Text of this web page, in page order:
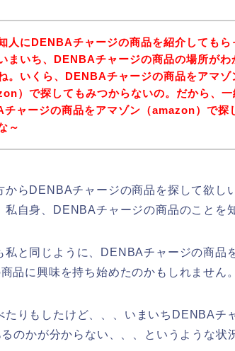
人にDENBAチャージの商品を紹介してもら
まいち、DENBAチャージの商品の場所がわ
。いくら、DENBAチャージの商品をアマゾ
）で探してもみつからないの。だから、一
チャージの商品をアマゾン（amazon）で探
～
からDENBAチャージの商品を探して欲し
自身、DENBAチャージの商品のことを
私と同じように、DENBAチャージの商品
品に興味を持ち始めたのかもしれません。
たりもしたけど、、、いまいちDENBAチ
のかが分からない、、、というような状